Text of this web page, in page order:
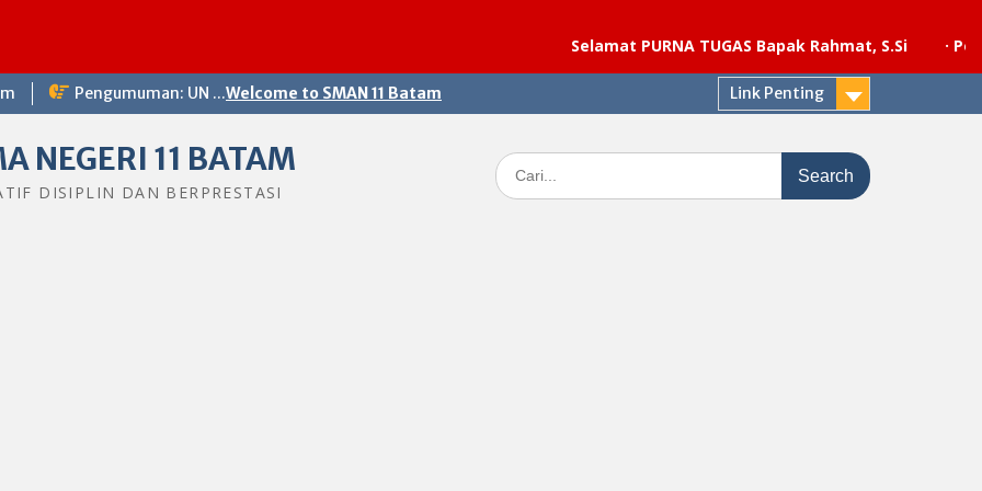
Selamat PURNA TUGAS Bapak Rahmat, S.Si
·
Pengumuman: UN ...Welcome to SMAN 11 Batam Link Penting
NEGERI 11 BATAM
DISIPLIN DAN BERPRESTASI
Search
for: